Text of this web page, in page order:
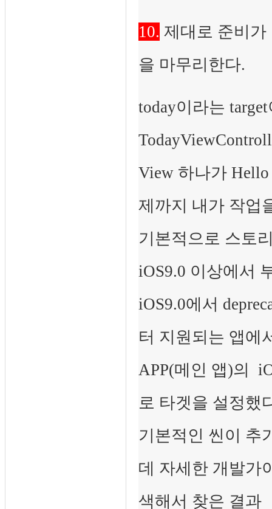
10. 제대로 준비가
을 마무리한다.
today이라는
View 하나가
제까지 내가 작업
기본적으로 스토
iOS9.0 이상에서
iOS9.0에서
터 지원되는 앱에
APP(메인 앱)의
로 타겟을 설정했
기본적인 씬이 추
데 자세한 개발가
색해서 찾은 결과